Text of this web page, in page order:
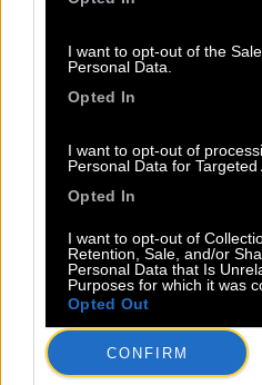
I want to opt-out of the
Personal Data.
Opted In
I want to opt-out of
Personal Data for Targeted
Opted In
I want to opt-out of
Retention, Sale, and/or
Personal Data that Is
Purposes for which it was
Opted Out
CONFIRM
Warning: Undefined